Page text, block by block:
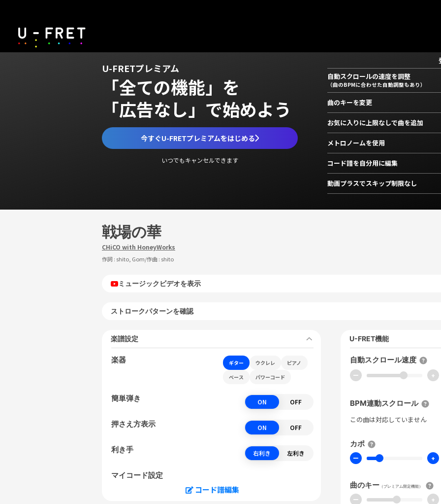
U-FRETプレミアム
「全ての機能」を
「広告なし」で始めよう
今すぐU-FRETプレミアムをはじめる
いつでもキャンセルできます
自動スクロールの速度を調整
（曲のBPMに合わせた自動調整もあり）
曲のキーを変更
お気に入りに上限なしで曲を追加
メトロノームを使用
コード譜を自分用に編集
動画プラスでスキップ制限なし
戦場の華
CHiCO with HoneyWorks
作詞 : shito, Gom/作曲 : shito
ミュージックビデオを表示
ストロークパターンを確認
楽譜設定
楽器 ギター ウクレレ
ピアノ
ベース
パワーコード
簡単弾き ON OFF
押さえ方表示 ON OFF
利き手 右利き 左利き
マイコード設定
コード譜編集
U-FRET機能
自動スクロール速度
ー +
BPM連動スクロール
この曲は対応していません
カポ
ー +
曲のキー （プレミアム限定機能）
ー +